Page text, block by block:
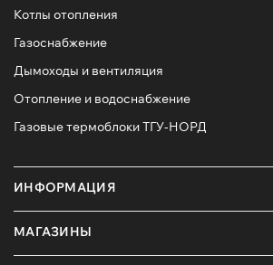
Котлы отопления
Газоснабжение
Дымоходы и вентиляция
Отопление и водоснабжение
Газовые термоблоки ТГУ-НОРД
ИНФОРМАЦИЯ
МАГАЗИНЫ